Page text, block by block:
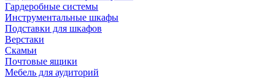
Гардеробные системы
Инструментальные шкафы
Подставки для шкафов
Верстаки
Скамьи
Почтовые ящики
Мебель для аудиторий